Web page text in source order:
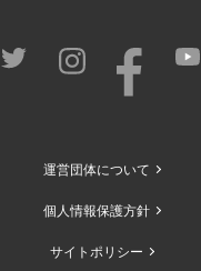
運営団体について
個人情報保護方針
サイトポリシー